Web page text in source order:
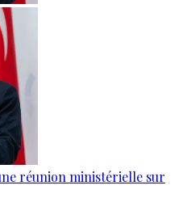
réunion ministérielle sur